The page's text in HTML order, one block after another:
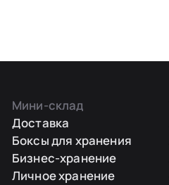
Мини-склад
Доставка
Боксы для хранения
Бизнес-хранение
Личное хранение